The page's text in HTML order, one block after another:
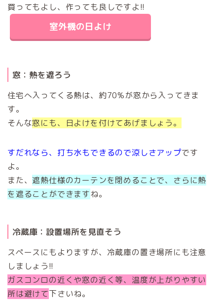
買ってもよし、作っても良しですよ!!
室外機の日よけ
窓：熱を遮ろう
住宅へ入ってくる熱は、約70%が窓から入ってきま
す。
そんな窓にも、日よけを付けてあげましょう。
すだれなら、打ち水もできるので涼しさアップです
よ。
また、 遮熱仕様のカーテンを閉めることで、さらに熱
を遮ることができますね。
冷蔵庫：設置場所を見直そう
スペースにもよりますが、冷蔵庫の置き場所にも注意
しましょう!!
ガスコンロの近くや窓の近く等、温度が上がりやすい
所は避けて下さいね。